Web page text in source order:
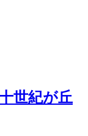
世紀が丘